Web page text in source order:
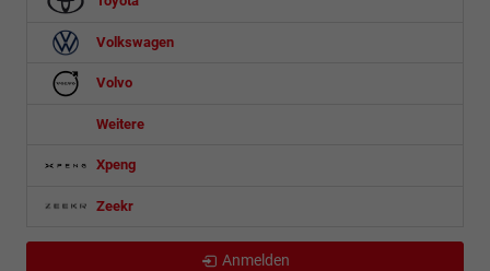
Volkswagen
Volvo
Weitere
Xpeng
Zeekr
Anmelden